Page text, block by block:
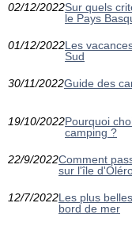
02/12/2022Sur quels
le Pays
01/12/2022Les
Sud
30/11/2022Guide des
19/10/2022Pourquoi
camping ?
22/9/2022Comment
sur l'île
12/7/2022Les plus
bord de mer